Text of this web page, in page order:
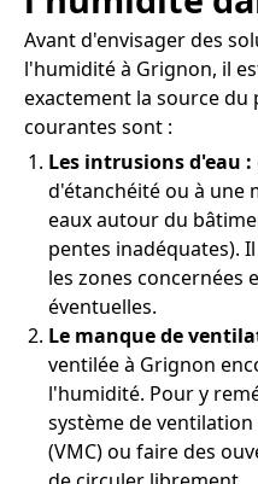
Avant d'envisager des
l'humidité à Grignon, il
exactement la source du
courantes sont :
Les intrusions d'eau :
d'étanchéité ou à une
eaux autour du
pentes inadéquates).
les zones concernées
éventuelles.
Le manque de
ventilée à Grignon
l'humidité. Pour y
système de
(VMC) ou faire des